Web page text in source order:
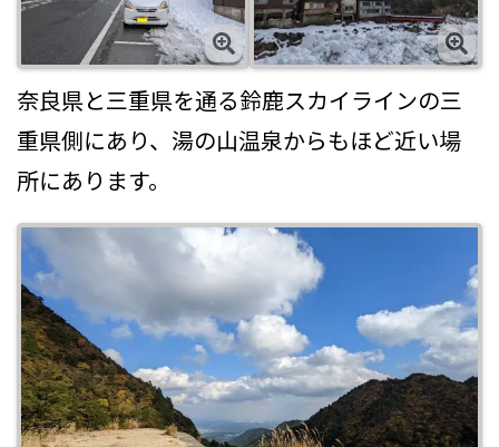
奈良県と三重県を通る鈴鹿スカイラインの三
重県側にあり、湯の山温泉からもほど近い場
所にあります。